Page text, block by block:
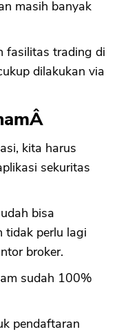
masih banyak
fasilitas trading di
dilakukan via
kita harus
sekuritas
bisa
tidak perlu lagi
broker.
sudah 100%
pendaftaran